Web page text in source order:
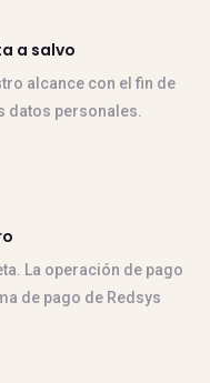
a salvo
alcance con el fin de
datos personales.
La operación de pago
de pago de Redsys